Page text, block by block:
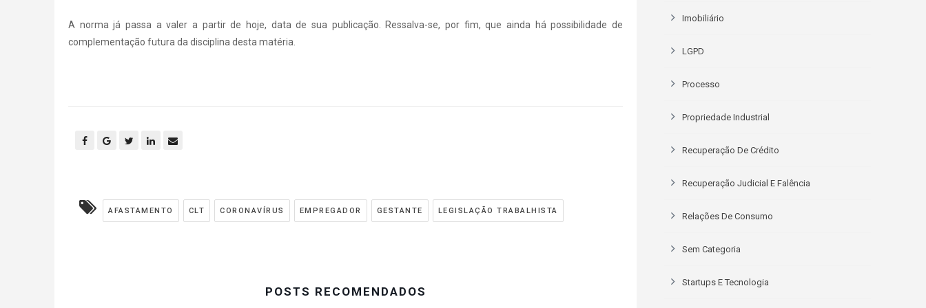
A norma já passa a valer a partir de hoje, data de sua publicação. Ressalva-se, por fim, que ainda há possibilidade de
complementação futura da disciplina desta matéria.
AFASTAMENTO CLT CORONAVÍRUS EMPREGADOR GESTANTE LEGISLAÇÃO TRABALHISTA
POSTS RECOMENDADOS
Imobiliário
LGPD
Processo
Propriedade Industrial
Recuperação De Crédito
Recuperação Judicial E Falência
Relações De Consumo
Sem Categoria
Startups E Tecnologia